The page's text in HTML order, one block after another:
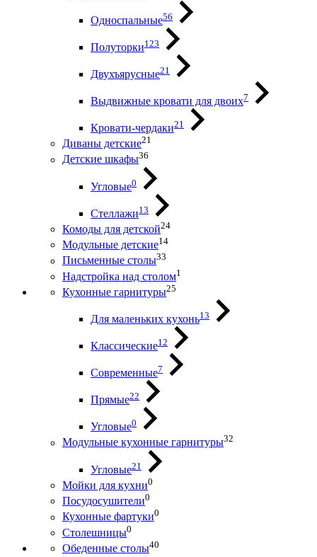
Односпальные56
Полуторки123
Двухъярусные21
Выдвижные кровати для двоих7
Кровати-чердаки21
Диваны детские21
Детские шкафы36
Угловые0
Стеллажи13
Комоды для детской24
Модульные детские14
Письменные столы33
Надстройка над столом1
Кухонные гарнитуры25
Для маленьких кухонь13
Классические12
Современные7
Прямые22
Угловые0
Модульные кухонные гарнитуры32
Угловые21
Мойки для кухни0
Посудосушители0
Кухонные фартуки0
Столешницы0
Обеденные столы40